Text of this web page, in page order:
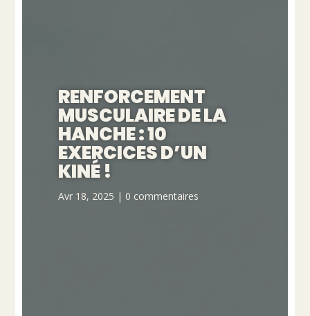
RENFORCEMENT
MUSCULAIRE DE LA
HANCHE : 10
EXERCICES D’UN
KINÉ !
Avr 18, 2025 | 0 commentaires